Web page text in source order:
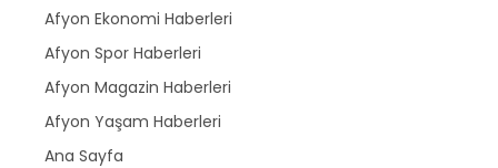
Afyon Ekonomi Haberleri
Afyon Spor Haberleri
Afyon Magazin Haberleri
Afyon Yaşam Haberleri
Ana Sayfa